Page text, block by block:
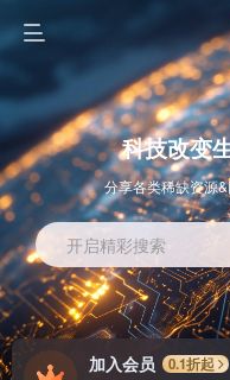
OS教程
科技改变
分享各类稀缺资源
开启精彩搜索
加入会员
0.1折起